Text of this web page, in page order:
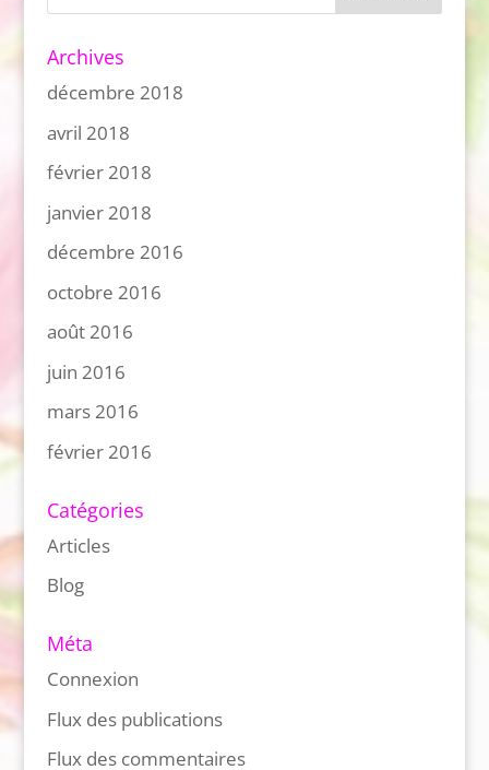
Archives
décembre 2018
avril 2018
février 2018
janvier 2018
décembre 2016
octobre 2016
août 2016
juin 2016
mars 2016
février 2016
Catégories
Articles
Blog
Méta
Connexion
Flux des publications
Flux des commentaires